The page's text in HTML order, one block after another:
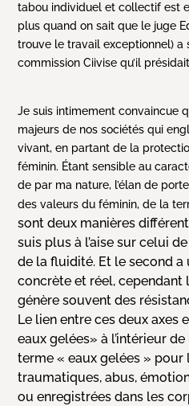
tabou individuel et collectif est
plus quand on sait que le juge
trouve le travail exceptionnel)
commission Ciivise qu’il
Je suis intimement convaincue
majeurs de nos sociétés qui
vivant, en partant de la
féminin. Étant sensible au
de par ma nature, l’élan de
des valeurs du féminin, de la
sont deux manières
suis plus à l’aise sur celui
de la fluidité. Et le second
concrète et réel, cependant
génère souvent des
Le lien entre ces deux axes
eaux gelées» à l’intérieur de
terme « eaux gelées » pour
traumatiques, abus,
ou enregistrées dans les